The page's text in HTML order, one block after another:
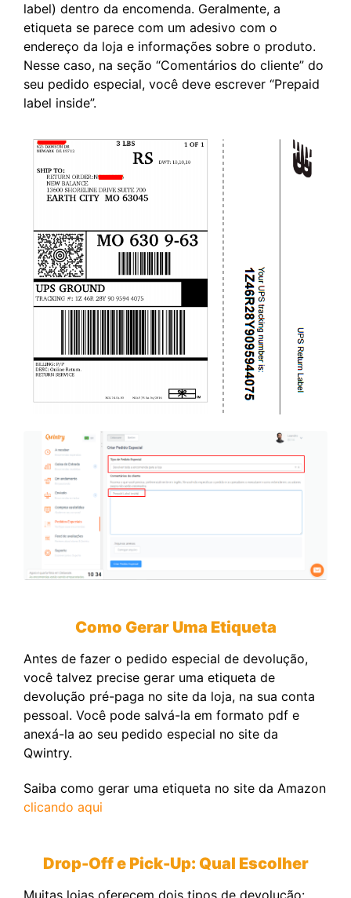
label) dentro da encomenda. Geralmente, a
etiqueta se parece com um adesivo com o
endereço da loja e informações sobre o produto.
Nesse caso, na seção “Comentários do cliente” do
seu pedido especial, você deve escrever “Prepaid
label inside”.
Como Gerar Uma Etiqueta
Antes de fazer o pedido especial de devolução,
você talvez precise gerar uma etiqueta de
devolução pré-paga no site da loja, na sua conta
pessoal. Você pode salvá-la em formato pdf e
anexá-la ao seu pedido especial no site da
Qwintry.
Saiba como gerar uma etiqueta no site da Amazon
clicando aqui
Drop-Off e Pick-Up: Qual Escolher